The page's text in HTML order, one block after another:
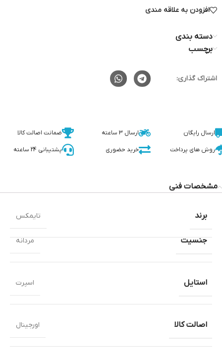
افزودن به علاقه مندی
دسته بندی
برچسب
اشتراک گذاری:
ارسال رایگان ارسال 3 ساعته ضمانت اصالت کالا
روش های پرداخت خرید حضوری پشتیبانی 24 ساعته
مشخصات فنی
جنسیت مردانه
استایل اسپرت
اصالت کالا اورجینال
برند تایمکس